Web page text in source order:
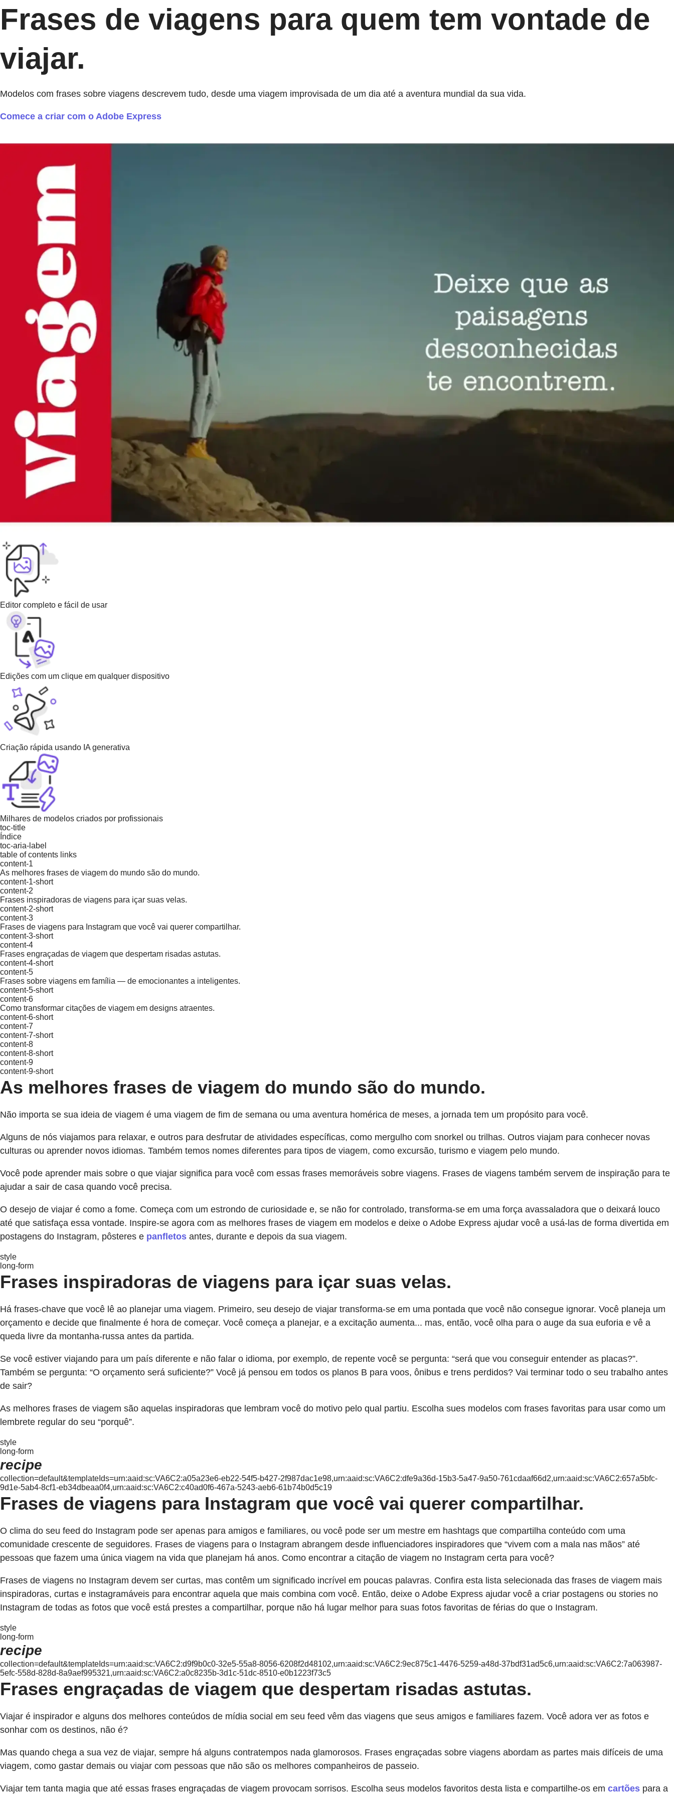
Frases de viagens para quem tem vontade de
viajar.
Modelos com frases sobre viagens descrevem tudo, desde uma viagem improvisada de um dia até a aventura mundial da sua vida.
Comece a criar com o Adobe Express
Editor completo e fácil de usar
Edições com um clique em qualquer dispositivo
Criação rápida usando IA generativa
Milhares de modelos criados por profissionais
toc-title
Índice
toc-aria-label
table of contents links
content-1
As melhores frases de viagem do mundo são do mundo.
content-1-short
content-2
Frases inspiradoras de viagens para içar suas velas.
content-2-short
content-3
Frases de viagens para Instagram que você vai querer compartilhar.
content-3-short
content-4
Frases engraçadas de viagem que despertam risadas astutas.
content-4-short
content-5
Frases sobre viagens em família — de emocionantes a inteligentes.
content-5-short
content-6
Como transformar citações de viagem em designs atraentes.
content-6-short
content-7
content-7-short
content-8
content-8-short
content-9
content-9-short
As melhores frases de viagem do mundo são do mundo.
Não importa se sua ideia de viagem é uma viagem de fim de semana ou uma aventura homérica de meses, a jornada tem um propósito para você.
Alguns de nós viajamos para relaxar, e outros para desfrutar de atividades específicas, como mergulho com snorkel ou trilhas. Outros viajam para conhecer novas
culturas ou aprender novos idiomas. Também temos nomes diferentes para tipos de viagem, como excursão, turismo e viagem pelo mundo.
Você pode aprender mais sobre o que viajar significa para você com essas frases memoráveis sobre viagens. Frases de viagens também servem de inspiração para te
ajudar a sair de casa quando você precisa.
O desejo de viajar é como a fome. Começa com um estrondo de curiosidade e, se não for controlado, transforma-se em uma força avassaladora que o deixará louco
até que satisfaça essa vontade. Inspire-se agora com as melhores frases de viagem em modelos e deixe o Adobe Express ajudar você a usá-las de forma divertida em
postagens do Instagram, pôsteres e panfletos antes, durante e depois da sua viagem.
style
long-form
Frases inspiradoras de viagens para içar suas velas.
Há frases-chave que você lê ao planejar uma viagem. Primeiro, seu desejo de viajar transforma-se em uma pontada que você não consegue ignorar. Você planeja um
orçamento e decide que finalmente é hora de começar. Você começa a planejar, e a excitação aumenta... mas, então, você olha para o auge da sua euforia e vê a
queda livre da montanha-russa antes da partida.
Se você estiver viajando para um país diferente e não falar o idioma, por exemplo, de repente você se pergunta: “será que vou conseguir entender as placas?”.
Também se pergunta: “O orçamento será suficiente?” Você já pensou em todos os planos B para voos, ônibus e trens perdidos? Vai terminar todo o seu trabalho antes
de sair?
As melhores frases de viagem são aquelas inspiradoras que lembram você do motivo pelo qual partiu. Escolha sues modelos com frases favoritas para usar como um
lembrete regular do seu “porquê”.
style
long-form
recipe
collection=default&templateIds=urn:aaid:sc:VA6C2:a05a23e6-eb22-54f5-b427-2f987dac1e98,urn:aaid:sc:VA6C2:dfe9a36d-15b3-5a47-9a50-761cdaaf66d2,urn:aaid:sc:VA6C2:657a5bfc-
9d1e-5ab4-8cf1-eb34dbeaa0f4,urn:aaid:sc:VA6C2:c40ad0f6-467a-5243-aeb6-61b74b0d5c19
Frases de viagens para Instagram que você vai querer compartilhar.
O clima do seu feed do Instagram pode ser apenas para amigos e familiares, ou você pode ser um mestre em hashtags que compartilha conteúdo com uma
comunidade crescente de seguidores. Frases de viagens para o Instagram abrangem desde influenciadores inspiradores que “vivem com a mala nas mãos” até
pessoas que fazem uma única viagem na vida que planejam há anos. Como encontrar a citação de viagem no Instagram certa para você?
Frases de viagens no Instagram devem ser curtas, mas contêm um significado incrível em poucas palavras. Confira esta lista selecionada das frases de viagem mais
inspiradoras, curtas e instagramáveis para encontrar aquela que mais combina com você. Então, deixe o Adobe Express ajudar você a criar postagens ou stories no
Instagram de todas as fotos que você está prestes a compartilhar, porque não há lugar melhor para suas fotos favoritas de férias do que o Instagram.
style
long-form
recipe
collection=default&templateIds=urn:aaid:sc:VA6C2:d9f9b0c0-32e5-55a8-8056-6208f2d48102,urn:aaid:sc:VA6C2:9ec875c1-4476-5259-a48d-37bdf31ad5c6,urn:aaid:sc:VA6C2:7a063987-
5efc-558d-828d-8a9aef995321,urn:aaid:sc:VA6C2:a0c8235b-3d1c-51dc-8510-e0b1223f73c5
Frases engraçadas de viagem que despertam risadas astutas.
Viajar é inspirador e alguns dos melhores conteúdos de mídia social em seu feed vêm das viagens que seus amigos e familiares fazem. Você adora ver as fotos e
sonhar com os destinos, não é?
Mas quando chega a sua vez de viajar, sempre há alguns contratempos nada glamorosos. Frases engraçadas sobre viagens abordam as partes mais difíceis de uma
viagem, como gastar demais ou viajar com pessoas que não são os melhores companheiros de passeio.
Viajar tem tanta magia que até essas frases engraçadas de viagem provocam sorrisos. Escolha seus modelos favoritos desta lista e compartilhe-os em cartões para a